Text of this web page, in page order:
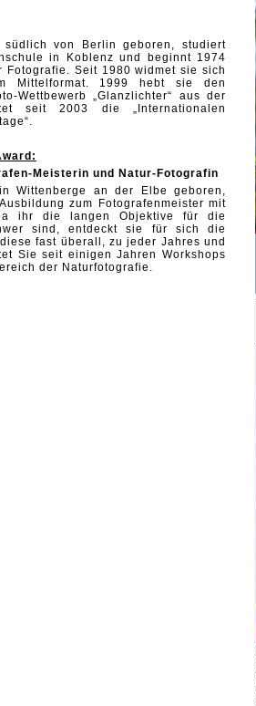
südlich von Berlin geboren, studiert
in Koblenz und beginnt 1974
Fotografie. Seit 1980 widmet sie sich
Mittelformat. 1999 hebt sie den
Wettbewerb „Glanzlichter“ aus der
seit 2003 die „Internationalen
Meisterin und Natur-Fotografin
Wittenberge an der Elbe geboren,
zum Fotografenmeister mit
ihr die langen Objektive für die
sind, entdeckt sie für sich die
fast überall, zu jeder Jahres und
Sie seit einigen Jahren Workshops
der Naturfotografie.